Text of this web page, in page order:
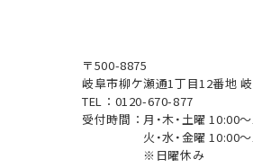
〒500-8875
岐阜市柳ケ瀬通1丁目12番地
TEL：0120-670-877
受付時間： 月・木・土曜 10:00
火・水・金曜 10:00
※日曜休み